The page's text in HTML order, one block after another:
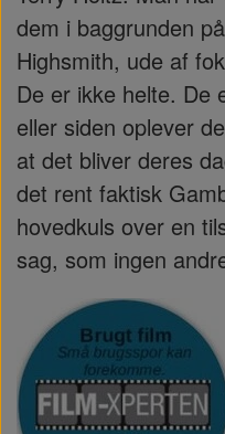
dem i baggrunden
Highsmith, ude af
De er ikke helte. De
eller siden oplever
at det bliver deres
det rent faktisk
hovedkuls over en
sag, som ingen